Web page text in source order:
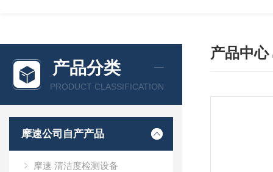
产品分类
PRODUCT CLASSIFICATION
摩速公司自产产品
摩速 清洁度检测设备
产品中心